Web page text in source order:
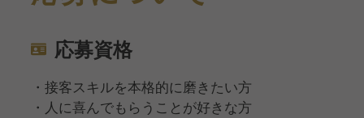
応募資格
・接客スキルを本格的に磨きたい方
・人に喜んでもらうことが好きな方